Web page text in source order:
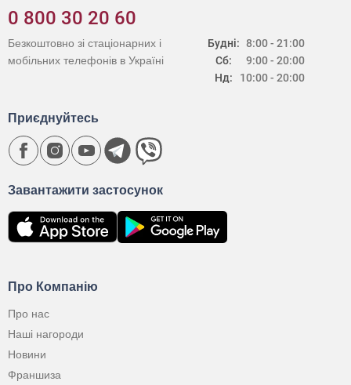
0 800 30 20 60
Будні:
Сб:
Нд:
8:00 - 21:00
9:00 - 20:00
10:00 - 20:00
Безкоштовно зі стаціонарних і
мобільних телефонів в Україні
Про Компанію
Про нас
Наші нагороди
Новини
Франшиза
Завантажити застосунок
Приєднуйтесь